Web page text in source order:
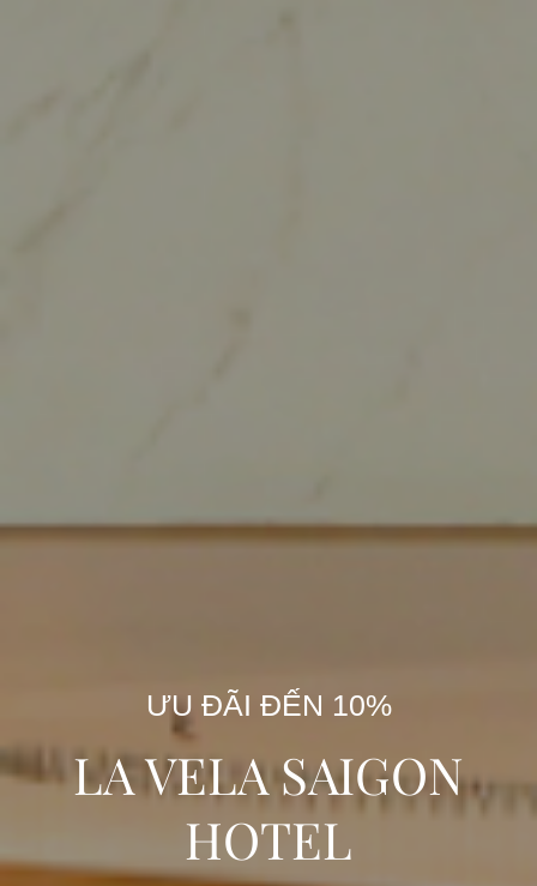
ƯU ĐÃI ĐẾN 10%
LA VELA SAIGON
HOTEL